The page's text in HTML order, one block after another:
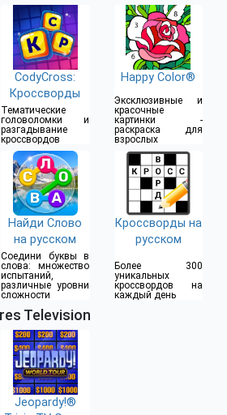
CodyCross:
Кроссворды
Тематические
головоломки и
разгадывание
кроссвордов
Happy Color®
Эксклюзивные и
красочные
картинки -
раскраска для
взрослых
Найди Слово
на русском
Соедини буквы в
слова: множество
испытаний,
различные уровни
сложности
Кроссворды на
русском
Более 300
уникальных
кроссвордов на
каждый день
Television
Jeopardy!®